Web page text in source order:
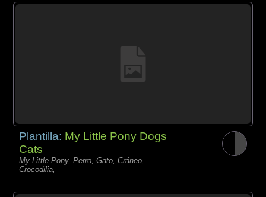
Plantilla: My Little Pony Dogs
Cats
My Little Pony, Perro, Gato, Cráneo,
Crocodilia,